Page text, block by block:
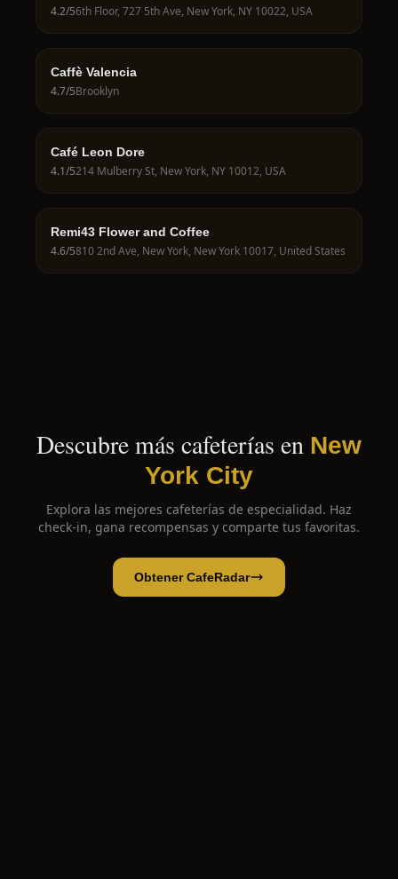
4.2/56th Floor, 727 5th Ave, New York, NY 10022, USA
Caffè Valencia
4.7/5Brooklyn
Café Leon Dore
4.1/5214 Mulberry St, New York, NY 10012, USA
Remi43 Flower and Coffee
4.6/5810 2nd Ave, New York, New York 10017, United States
Descubre más cafeterías en New
York City
Explora las mejores cafeterías de especialidad. Haz
check-in, gana recompensas y comparte tus favoritas.
Obtener CafeRadar